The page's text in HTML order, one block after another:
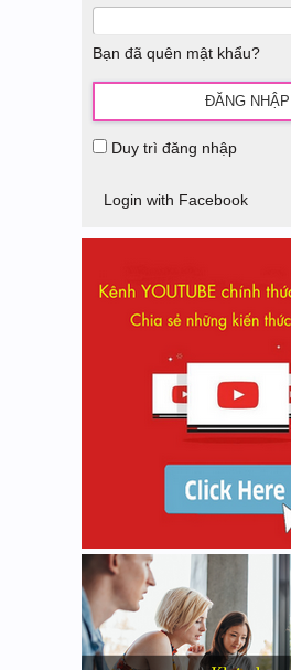
Bạn đã quên mật khẩu?
Duy trì đăng nhập
Login with Facebook